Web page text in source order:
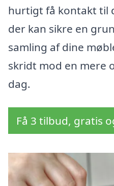
hurtigt få kontakt til
der kan sikre en
samling af dine
skridt mod en mere
dag.
Få 3 tilbud, gratis